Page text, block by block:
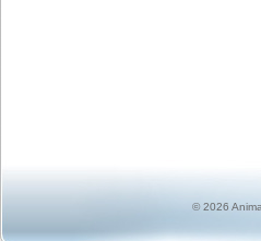
© 2026